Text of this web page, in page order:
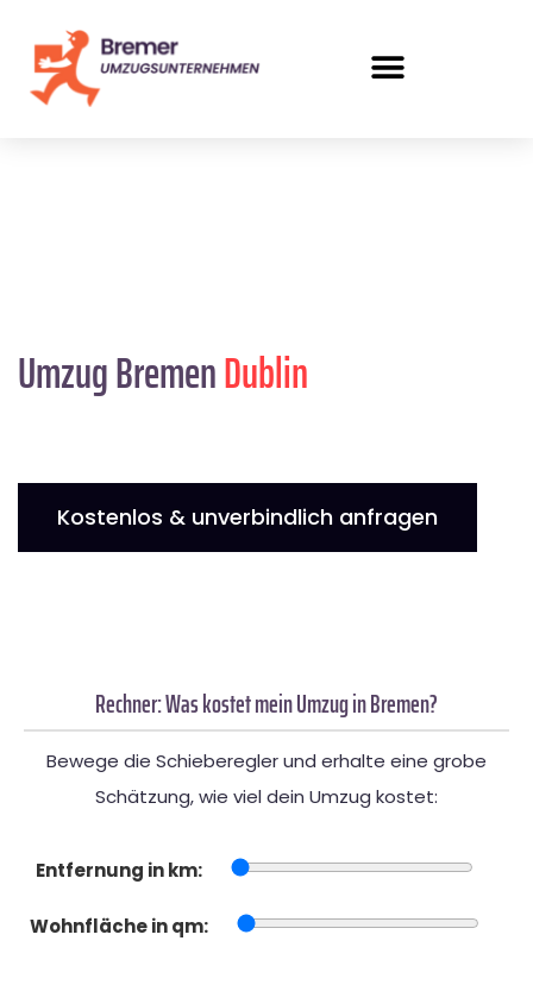
Umzug BremenDublin
Kostenlos & unverbindlich anfragen
Rechner: Was kostet mein Umzug in Bremen?
Bewege die Schieberegler und erhalte eine grobe
Schätzung, wie viel dein Umzug kostet:
Entfernung in km:
Wohnfläche in qm: